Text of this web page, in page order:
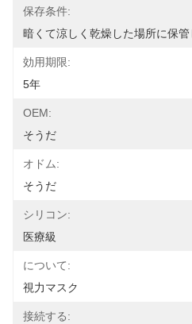
保存条件:
暗くて涼しく乾燥した場所に保管
効用期限:
5年
OEM:
そうだ
オドム:
そうだ
シリコン:
医療級
について:
視力マスク
接続する: